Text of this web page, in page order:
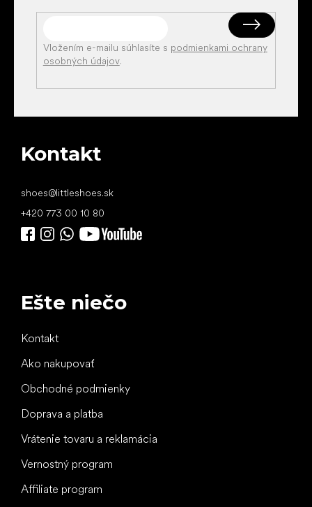
Vložením e-mailu súhlasíte s podmienkami ochrany
osobných údajov.
Kontakt
shoes@littleshoes.sk
+420 773 00 10 80
Ešte niečo
Kontakt
Ako nakupovať
Obchodné podmienky
Doprava a platba
Vrátenie tovaru a reklamácia
Vernostný program
Affiliate program